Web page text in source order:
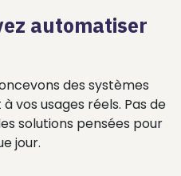
automatiser
des systèmes
vos usages réels. Pas de
solutions pensées pour
jour.